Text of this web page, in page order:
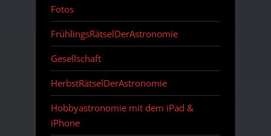
Fotos
FrühlingsRätselDerAstronomie
Gesellschaft
HerbstRätselDerAstronomie
Hobbyastronomie mit dem iPad &
iPhone